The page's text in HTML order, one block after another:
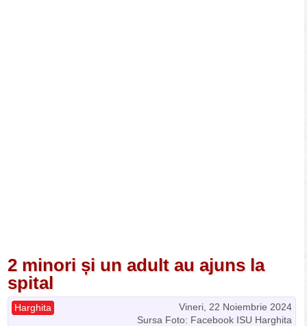
2 minori și un adult au ajuns la
spital
Vineri, 22 Noiembrie 2024
Harghita
Sursa Foto: Facebook ISU Harghita